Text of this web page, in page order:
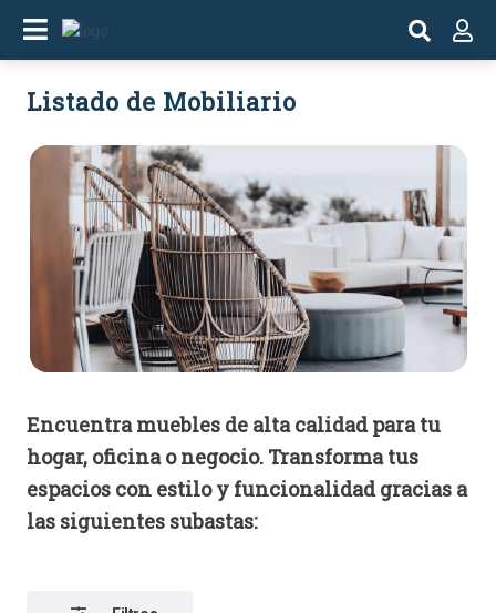
Listado de Mobiliario
Encuentra muebles de alta calidad para tu
hogar, oficina o negocio. Transforma tus
espacios con estilo y funcionalidad gracias a
las siguientes subastas: